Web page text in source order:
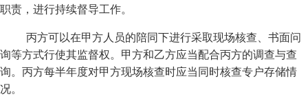
职责，进行持续督导工作。
丙方可以在甲方人员的陪同下进行采取现场核查、书面问
询等方式行使其监督权。甲方和乙方应当配合丙方的调查与查
询。丙方每半年度对甲方现场核查时应当同时核查专户存储情
况。